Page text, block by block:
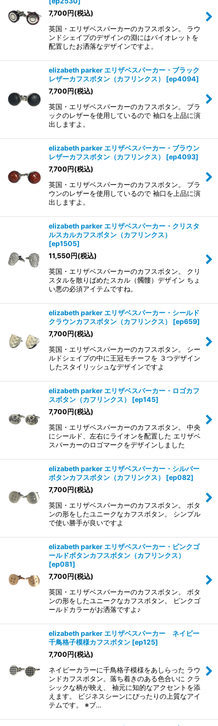
7,700円(税込)
英国・エリザベスパーカーのカフスボタン。 ラウ
ンドシェイプのデザインの淵にはバイオレットを
配置したお洒落なデザインですよ。
elizabeth parker エリザベスパーカー・ブラック
レザーカフスボタン（カフリンクス）
[ep4094]
7,700円(税込)
英国・エリザベスパーカーのカフスボタン。 ブラ
ックのレザーを使用しているので 袖口を上品に演
出しますよ。
elizabeth parker エリザベスパーカー・ブラウン
レザーカフスボタン（カフリンクス）
[ep4093]
7,700円(税込)
英国・エリザベスパーカーのカフスボタン。 ブラ
ウンのレザーを使用しているので 袖口を上品に演
出しますよ。
elizabeth parker エリザベスパーカー・クリスタ
ルスカルカフスボタン（カフリンクス）
[ep1505]
11,550円(税込)
英国・エリザベスパーカーのカフスボタン。 クリ
スタルを散りばめたスカル（髑髏）デザイン ちょ
い悪の必須アイテムですね。
elizabeth parker エリザベスパーカー・シールド
クラウンカフスボタン（カフリンクス）
[ep659]
7,700円(税込)
英国・エリザベスパーカーのカフスボタン。 シー
ルドシェイプの中に王冠モチーフを ３つデザイン
したスタイリッシュなデザインですよ
elizabeth parker エリザベスパーカー・ロゴカフ
スボタン（カフリンクス）
[ep145]
7,700円(税込)
英国・エリザベスパーカーのカフスボタン。 中央
にシールド、左右にライオンを配置した エリザベ
スパーカーのロゴマークをデザインしました
elizabeth parker エリザベスパーカー・シルバー
ボタンカフスボタン（カフリンクス）
[ep082]
7,700円(税込)
英国・エリザベスパーカーのカフスボタン。 ボタ
ンの形をしたユニークなカフスボタン。 シンプル
で使い勝手が良いですよ
elizabeth parker エリザベスパーカー・ピンクゴ
ールドボタンカフスボタン（カフリンクス）
[ep081]
7,700円(税込)
英国・エリザベスパーカーのカフスボタン。 ボタ
ンの形をしたユニークなカフスボタン。 ピンクゴ
ールドカラーがお洒落ですよ♪
elizabeth parker エリザベスパーカー ネイビー
千鳥格子模様カフスボタン [ep125]
7,700円(税込)
ネイビーカラーに千鳥格子模様をあしらった ラウ
ンドカフスボタン。落ち着きのある色合いに クラ
シックな柄が映え、 袖元に知的なアクセントを添
えます。 ビジネスシーンにぴったりの上質なアイ
テムです。 ※ブ…